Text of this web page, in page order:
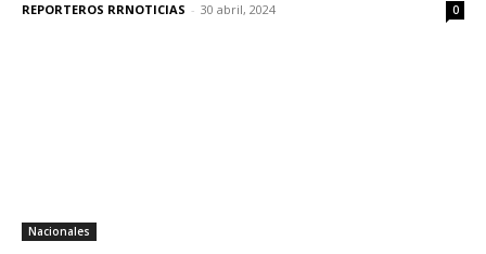
REPORTEROS RRNOTICIAS - 30 abril, 2024 0
Nacionales